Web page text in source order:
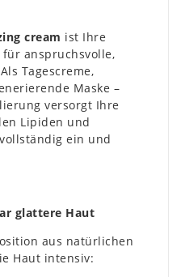
cream ist Ihre
anspruchsvolle,
Tagescreme,
Maske –
versorgt Ihre
Lipiden und
ein und
glattere Haut
aus natürlichen
Haut intensiv: